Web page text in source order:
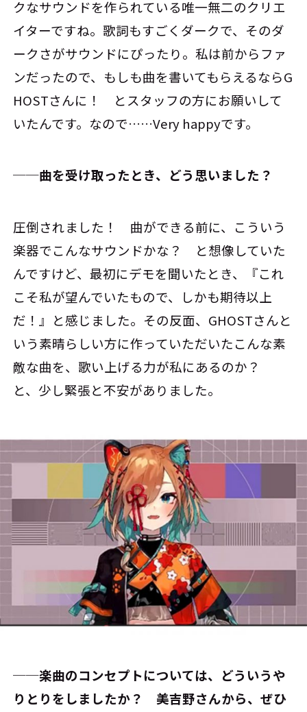
クなサウンドを作られている唯一無二のクリエ
イターですね。歌詞もすごくダークで、そのダ
ークさがサウンドにぴったり。私は前からファ
ンだったので、もしも曲を書いてもらえるならG
HOSTさんに！ とスタッフの方にお願いして
いたんです。なので……Very happyです。
──曲を受け取ったとき、どう思いました？
圧倒されました！ 曲ができる前に、こういう
楽器でこんなサウンドかな？ と想像していた
んですけど、最初にデモを聞いたとき、『これ
こそ私が望んでいたもので、しかも期待以上
だ！』と感じました。その反面、GHOSTさんと
いう素晴らしい方に作っていただいたこんな素
敵な曲を、歌い上げる力が私にあるのか？
と、少し緊張と不安がありました。
──楽曲のコンセプトについては、どういうや
りとりをしましたか？ 美吉野さんから、ぜひ